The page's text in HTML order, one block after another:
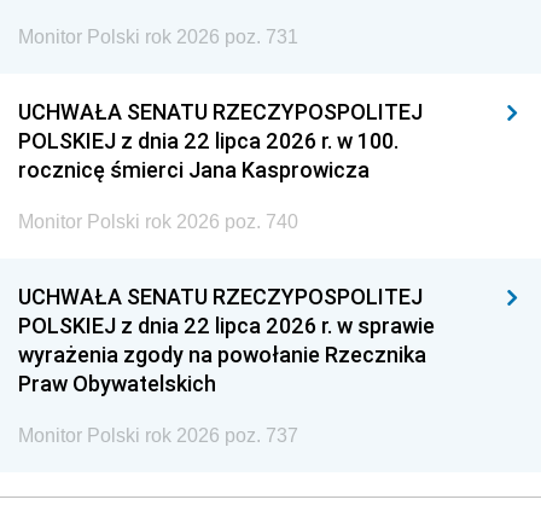
Monitor Polski rok 2026 poz. 731
UCHWAŁA SENATU RZECZYPOSPOLITEJ
POLSKIEJ z dnia 22 lipca 2026 r. w 100.
rocznicę śmierci Jana Kasprowicza
Monitor Polski rok 2026 poz. 740
UCHWAŁA SENATU RZECZYPOSPOLITEJ
POLSKIEJ z dnia 22 lipca 2026 r. w sprawie
wyrażenia zgody na powołanie Rzecznika
Praw Obywatelskich
Monitor Polski rok 2026 poz. 737